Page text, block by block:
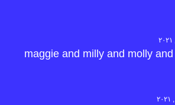
قصيدة maggie and milly and molly and